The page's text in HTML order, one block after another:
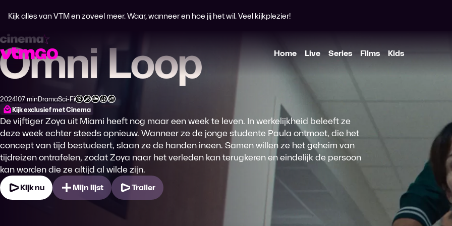
Kijk alles van VTM en zoveel meer. Waar, wanneer en hoe jij het wil. Veel kijkplezier!
Home Live Series Films Kids
Omni Loop
Productiejaar
2024
Tijdsduur
107 min
Genre
Drama
Genre
Sci-Fi
Leeftijdsclassificatie
Kijk exclusief met Cinema
De vijftiger Zoya uit Miami heeft nog maar een week te leven. In werkelijkheid beleeft ze
deze week echter steeds opnieuw. Wanneer ze de jonge studente Paula ontmoet, die het
concept van tijd bestudeert, slaan ze de handen ineen. Samen willen ze het geheim van
tijdreizen ontrafelen, zodat Zoya naar het verleden kan terugkeren en eindelijk de persoon
kan worden die ze altijd al wilde zijn.
Kijk nu Mijn lijst Trailer